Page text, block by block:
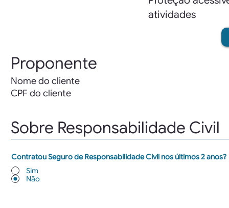
atividades
Proponente
Nome do cliente
CPF do cliente
Sobre Responsabilidade Civil
Contratou Seguro de Responsabilidade Civil nos últimos 2 anos?
Sim
Não